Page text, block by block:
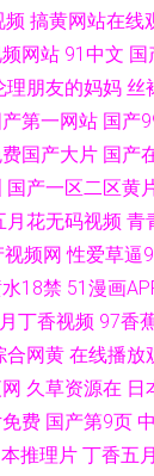
频 搞黄网站在线
网站 91中文 国
理朋友的妈妈 丝
第一网站 国产
国产大片 国产
国产一区二区黄
月花无码视频 青
频网 性爱草逼
18禁 51漫画
丁香视频 97香
合网黄 在线播放
久草资源在 日
费 国产第9页
推理片 丁香五